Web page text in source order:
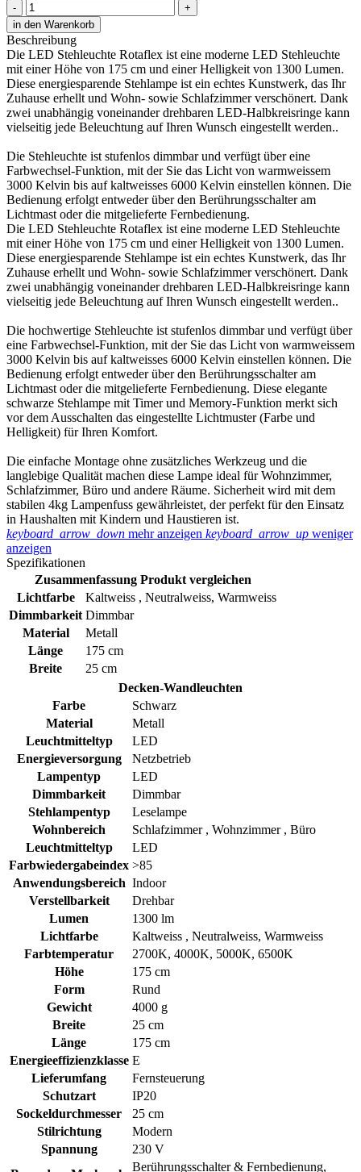
-
+
in den Warenkorb
Beschreibung
Die LED Stehleuchte Rotaflex ist eine moderne LED Stehleuchte
mit einer Höhe von 175 cm und einer Helligkeit von 1300 Lumen.
Diese energiesparende Stehlampe ist ein echtes Kunstwerk, das Ihr
Zuhause erhellt und Wohn- sowie Schlafzimmer verschönert. Dank
zwei unabhängig voneinander drehbaren LED-Halbkreisringe kann
vielseitig jede Beleuchtung auf Ihren Wunsch eingestellt werden..
Die Stehleuchte ist stufenlos dimmbar und verfügt über eine
Farbwechsel-Funktion, mit der Sie das Licht von warmweissem
3000 Kelvin bis auf kaltweisses 6000 Kelvin einstellen können. Die
Bedienung erfolgt entweder über den Berührungsschalter am
Lichtmast oder die mitgelieferte Fernbedienung.
Die LED Stehleuchte Rotaflex ist eine moderne LED Stehleuchte
mit einer Höhe von 175 cm und einer Helligkeit von 1300 Lumen.
Diese energiesparende Stehlampe ist ein echtes Kunstwerk, das Ihr
Zuhause erhellt und Wohn- sowie Schlafzimmer verschönert. Dank
zwei unabhängig voneinander drehbaren LED-Halbkreisringe kann
vielseitig jede Beleuchtung auf Ihren Wunsch eingestellt werden..
Die hochwertige Stehleuchte ist stufenlos dimmbar und verfügt über
eine Farbwechsel-Funktion, mit der Sie das Licht von warmweissem
3000 Kelvin bis auf kaltweisses 6000 Kelvin einstellen können. Die
Bedienung erfolgt entweder über den Berührungsschalter am
Lichtmast oder die mitgelieferte Fernbedienung. Diese elegante
schwarze Stehlampe mit Timer und Memory-Funktion merkt sich
vor dem Ausschalten das eingestellte Lichtmuster (Farbe und
Helligkeit) für Ihren Komfort.
Die einfache Montage ohne zusätzliches Werkzeug und die
langlebige Qualität machen diese Lampe ideal für Wohnzimmer,
Schlafzimmer, Büro und andere Räume. Sicherheit wird mit dem
stabilen 4kg Lampenfuss gewährleistet, der perfekt für den Einsatz
in Haushalten mit Kindern und Haustieren ist.
keyboard_arrow_down mehr anzeigen keyboard_arrow_up weniger
anzeigen
Spezifikationen
Zusammenfassung Produkt vergleichen
Lichtfarbe
Kaltweiss , Neutralweiss, Warmweiss
Dimmbarkeit ‎Dimmbar
Material
‎Metall
Länge
175 cm
Breite
25 cm
Decken-Wandleuchten
Farbe
‎Schwarz
Material
‎Metall
Leuchtmitteltyp
‎LED
Energieversorgung
‎Netzbetrieb
Lampentyp
‎LED
Dimmbarkeit
‎Dimmbar
Stehlampentyp
Leselampe
Wohnbereich
Schlafzimmer , Wohnzimmer , Büro
Leuchtmitteltyp
LED
Farbwiedergabeindex >85
Anwendungsbereich Indoor
Verstellbarkeit
Drehbar
Lumen
‎1300 lm
Lichtfarbe
Kaltweiss , Neutralweiss, Warmweiss
Farbtemperatur
‎2700K, 4000K, 5000K, 6500K
Höhe
‎175 cm
Form
‎Rund
Gewicht
‎4000 g
Breite
25 cm
Länge
175 cm
Energieeffizienzklasse E
Lieferumfang
‎Fernsteuerung
Schutzart
‎IP20
Sockeldurchmesser
‎25 cm
Stilrichtung
‎Modern
Spannung
‎230 V
‎Berührungsschalter & Fernbedienung,